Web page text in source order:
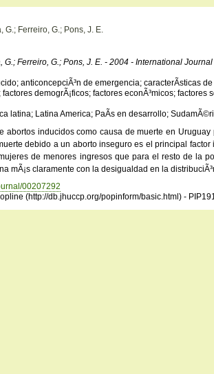
G.; Ferreiro, G.; Pons, J. E.
G.; Ferreiro, G.; Pons, J. E. - 2004 - International
anticoncepciÃ³n de emergencia; caracterÃ­sticas
demogrÃ¡ficos; factores econÃ³micos;
latina; Latina America; PaÃ­s en desarrollo;
abortos inducidos como causa de muerte en
debido a un aborto inseguro es el principal
de menores ingresos que para el resto de la
mÃ¡s claramente con la desigualdad en la
00207292
(http://db.jhuccp.org/popinform/basic.html) -